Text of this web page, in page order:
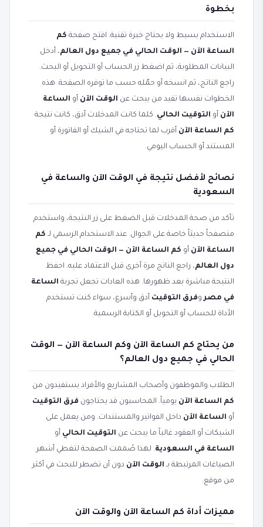
بخطوة
الاستخدام بسيط ولا يحتاج خبرة تقنية. افتح صفحة كم
الساعة الآن — الوقت الحالي في جميع دول العالم، أدخل
البيانات المطلوبة، ثم اضغط زر الحساب أو التحويل أو البحث.
راجع الناتج، ثم انسخه أو حمّله حسب ما توفره الصفحة. هذه
الخطوات نفسها تفيد من يبحث عن الوقت الآن أو الساعة
الآن أو التوقيت الحالي. كلما كانت المدخلات أدق، كانت نتيجة
كم الساعة الآن أقرب لما تحتاجه في الشيك أو الفاتورة أو
المستند أو الحساب اليومي.
نصائح لأفضل نتيجة في الوقت الآن والساعة في
السعودية
تأكد من صحة المدخلات قبل الضغط على زر النتيجة، واستخدم
متصفحاً حديثاً خاصة على الجوال. عند الاستخدام الرسمي لـ كم
الساعة الآن أو كم الساعة الآن — الوقت الحالي في جميع
دول العالم، راجع الناتج مرة أخرى قبل الاعتماد عليه. احفظ
النتيجة مباشرة بعد ظهورها. هذه العادات تجعل تجربة الساعة
في مصروفرق التوقيت أدق وأسرع، سواء كنت تستخدم
الأداة للحساب أو التحويل أو الكتابة الرسمية.
من يحتاج كم الساعة الآن وكم الساعة الآن — الوقت
الحالي في جميع دول العالم؟
الطلاب والموظفون وأصحاب المشاريع والأفراد يستفيدون من
كم الساعة الآن يومياً. المحاسبون قد يحتاجون فرق التوقيت
أو الساعة الآن داخل الفواتير والمستندات. ومن يعمل على
الشيكات أو العقود غالباً ما يبحث عن التوقيت الحالي أو
الساعة في السعودية. لهذا صُممت الصفحة لتغطي أشهر
الصياغات المرتبطة بـ الوقت الآن دون أن تضطر للبحث في أكثر
من موقع.
مميزات أداة كم الساعة الآن والوقت الآن